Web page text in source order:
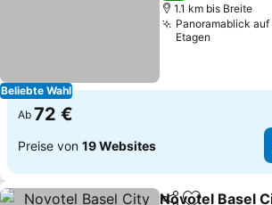
Beliebte Wahl
1.1 km bis Breite
Panoramablick
Etagen
Ab 72 €
Preise von 19 Websites
Novotel Basel